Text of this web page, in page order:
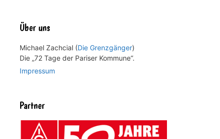
Über uns
Michael Zachcial (Die Grenzgänger)
Die „72 Tage der Pariser Kommune“.
Impressum
Partner